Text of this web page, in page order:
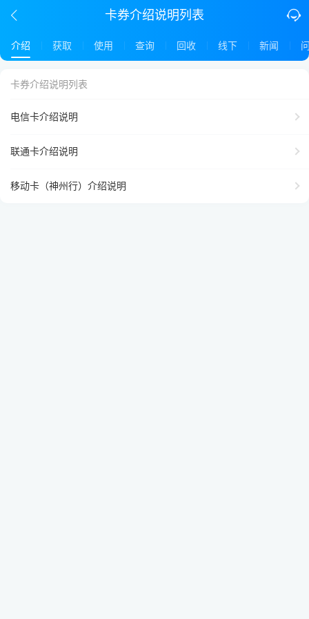
卡券介绍说明列表
介绍 获取 使用 查询 回收 线下 新闻
卡券介绍说明列表
电信卡介绍说明
联通卡介绍说明
移动卡（神州行）介绍说明